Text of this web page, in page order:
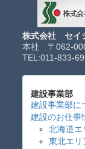
株式会社 セイ
本社 〒062-
TEL:011-833-
建設事業部
建設事業部に
建設のお仕事
北海道エ
東北エリ